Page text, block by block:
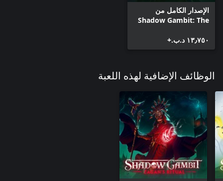
الإصدار الكامل من
Shadow Gambit: The
١٣٫٧٥٠ د.ب.‏+
الوظائف الإضافية لهذه اللعبة